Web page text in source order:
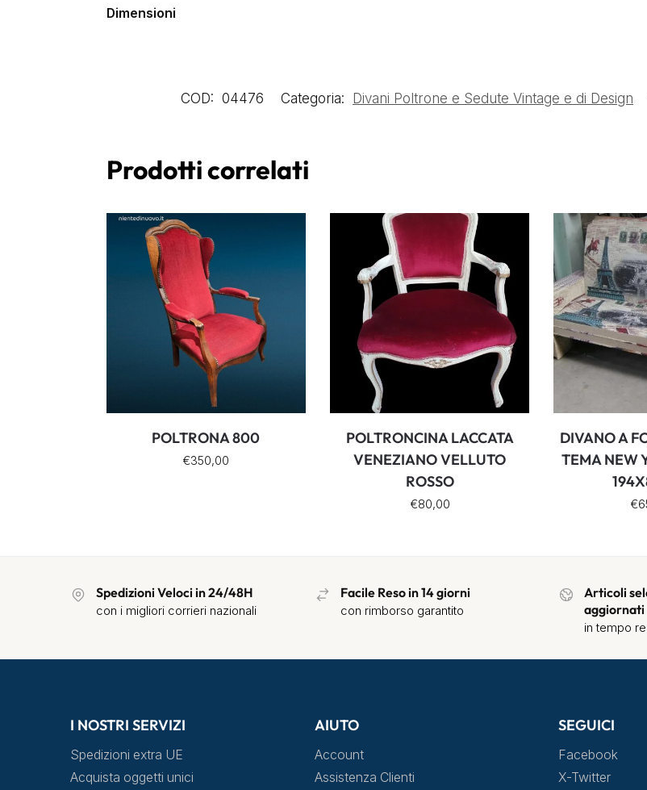
Dimensioni
COD: 04476 Categoria: Divani Poltrone e Sedute Vintage e di Design
Prodotti correlati
POLTRONA 800
€350,00
POLTRONCINA LACCATA
VENEZIANO VELLUTO
ROSSO
€80,00
DIVANO A
TEMA NEW
€
Spedizioni Veloci in 24/48H
con i migliori corrieri nazionali
Facile Reso in 14 giorni
con rimborso garantito
Articoli
aggiornati
in tempo
I NOSTRI SERVIZI
Spedizioni extra UE
Acquista oggetti unici
AIUTO
Account
Assistenza Clienti
SEGUICI
Facebook
X-Twitter